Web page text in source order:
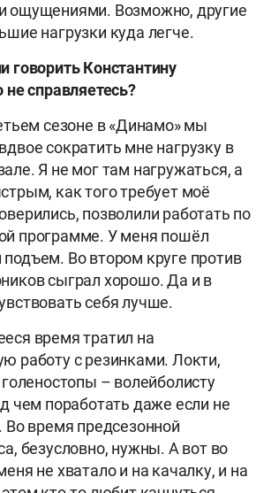
ощущениями. Возможно, другие
нагрузки куда легче.
говорить Константину
не справляетесь?
сезоне в «Динамо» мы
сократить мне нагрузку в
Я не мог там нагружаться, а
как того требует моё
позволили работать по
программе. У меня пошёл
Во втором круге против
сыграл хорошо. Да и в
себя лучше.
время тратил на
работу с резинками. Локти,
– волейболисту
чем поработать даже если не
Во время предсезонной
безусловно, нужны. А вот во
не хватало и на качалку, и на